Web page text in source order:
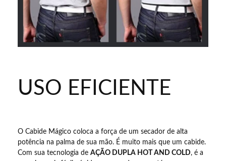
USO EFICIENTE
O Cabide Mágico coloca a força de um secador de alta
potência na palma de sua mão. É muito mais que um cabide.
Com sua tecnologia de AÇÃO DUPLA HOT AND COLD, é a